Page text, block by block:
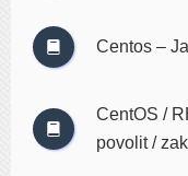
Centos –
CentOS /
povolit /